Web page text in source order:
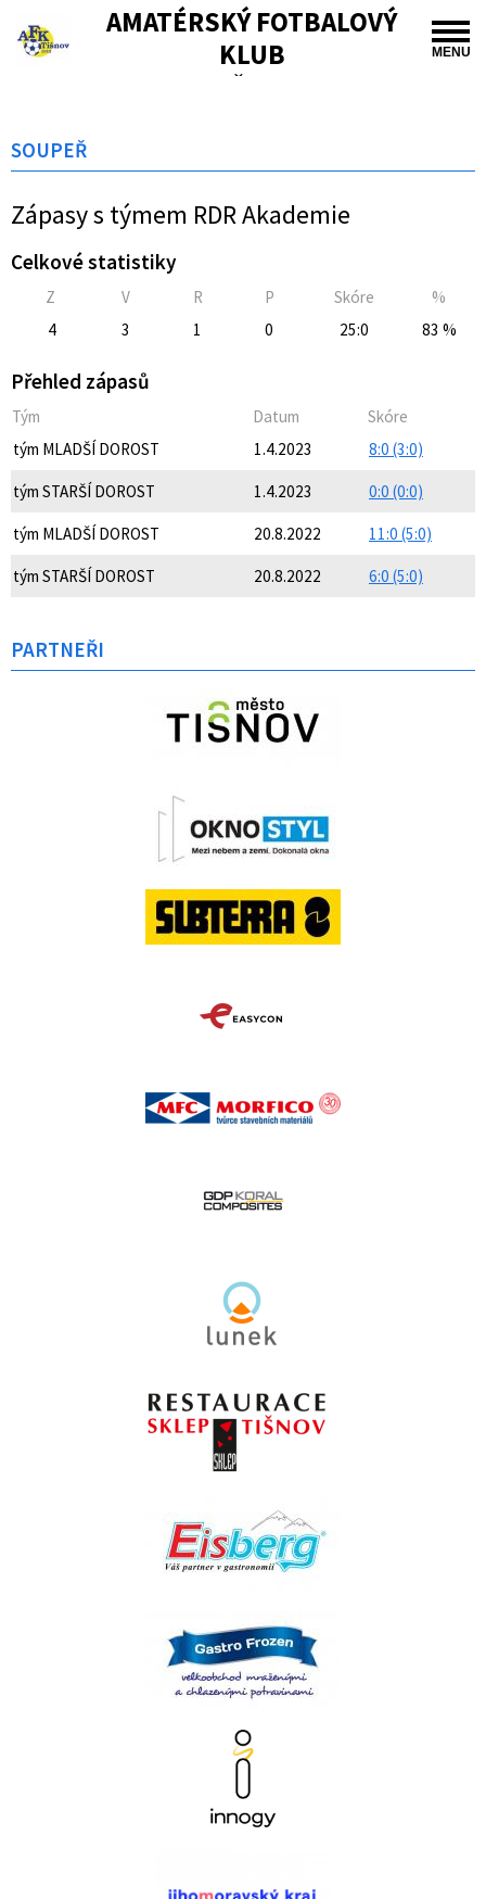
MENU
AMATÉRSKÝ FOTBALOVÝ
KLUB
TIŠNOV
SOUPEŘ
Zápasy s týmem RDR Akademie
Celkové statistiky
Z V R P Skóre
%
4
3 1 0 25:0 83 %
Přehled zápasů
Tým Datum
Skóre
tým MLADŠÍ DOROST
1.4.2023 8:0 (3:0)
tým STARŠÍ DOROST 1.4.2023 0:0 (0:0)
tým MLADŠÍ DOROST 20.8.2022 11:0 (5:0)
tým STARŠÍ DOROST 20.8.2022 6:0 (5:0)
PARTNEŘI